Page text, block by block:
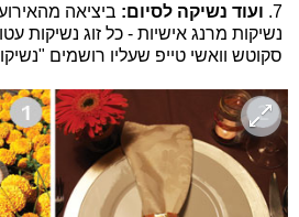
7. ועוד נשיקה לסיום: ביציאה
נשיקות מרנג אישיות - כל זוג נשיקות
סקוטש וואשי טייפ שעליו רושמים